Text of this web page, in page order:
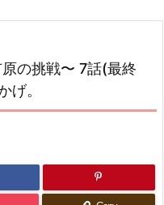
次へ
検索
の挑戦〜 7話(最終
げ。